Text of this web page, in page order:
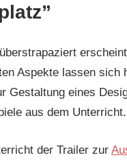
Aspekte lassen sich
Gestaltung eines
aus dem Unterricht.
der Trailer zur